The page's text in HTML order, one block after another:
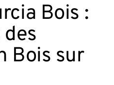
Bois :
Bois sur